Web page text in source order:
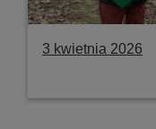
3 kwietnia 2026